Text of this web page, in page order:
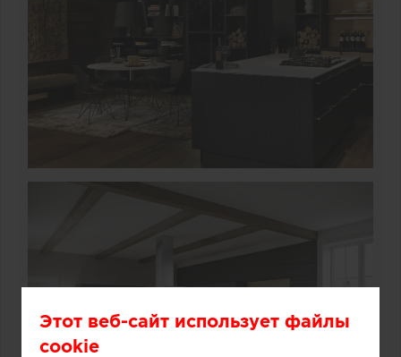
Этот веб-сайт использует файлы
cookie